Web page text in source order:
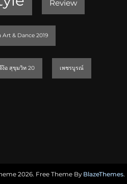
Review
Art & Dance 2019
ง้อ สุขุมวิท 20 เพชรบูรณ์
2026. Free Theme By BlazeThemes.